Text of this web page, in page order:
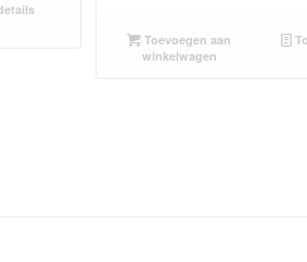
Toevoegen aan
winkelwagen